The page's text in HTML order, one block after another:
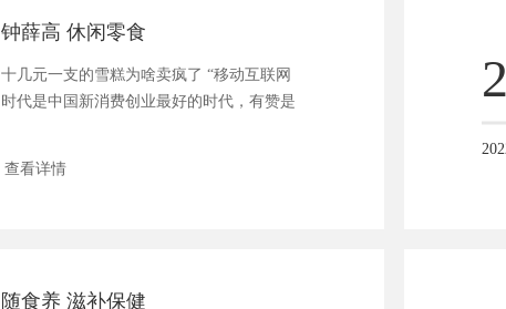
钟薛高 休闲零食
十几元一支的雪糕为啥卖疯了 “移动互联网
时代是中国新消费创业最好的时代，有赞是
查看详情
随食养 滋补保健